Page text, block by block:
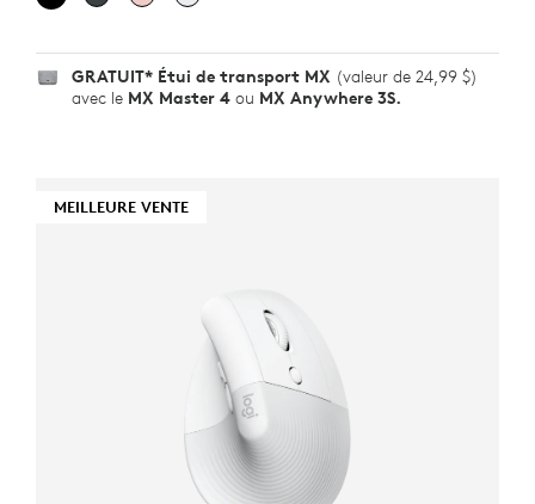
GRATUIT* Étui de transport MX (valeur de 24,99 $)
avec le MX Master 4 ou MX Anywhere 3S.
MEILLEURE VENTE